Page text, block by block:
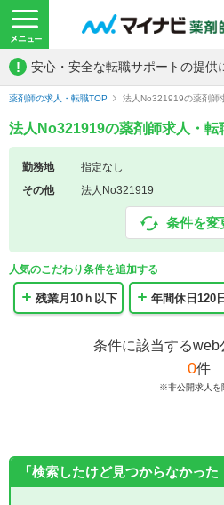
! 安心・安全な転職サポートの提供
薬剤師の求人・転職TOP 法人No321919の薬剤師
法人No321919の薬剤師求人・転
勤務地
指定なし
その他
法人No321919
条件を変
人気のこだわり条件を追加する
残業月10ｈ以下 年間休日120
条件に該当するweb
0件
※非公開求人を
「検索したけど見つからなかった